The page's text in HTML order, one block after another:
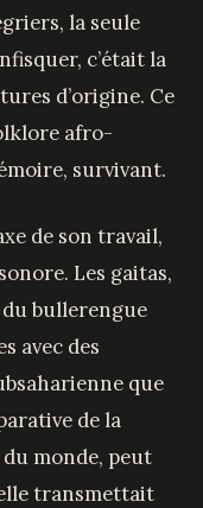
la seule
c’était la
d’origine. Ce
afro-
survivant.
de son travail,
Les gaitas,
du bullerengue
avec des
que
de la
monde, peut
transmettait